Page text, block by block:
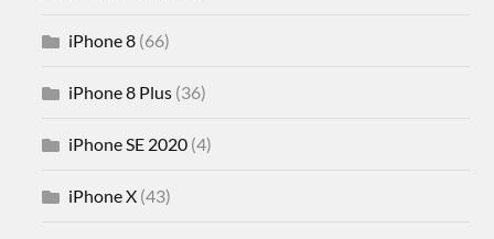
iPhone 8 (66)
iPhone 8 Plus (36)
iPhone SE 2020 (4)
iPhone X (43)